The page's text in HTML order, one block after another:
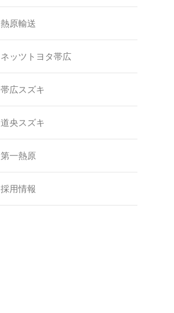
熱原輸送
ネッツトヨタ帯広
帯広スズキ
道央スズキ
第一熱原
採用情報